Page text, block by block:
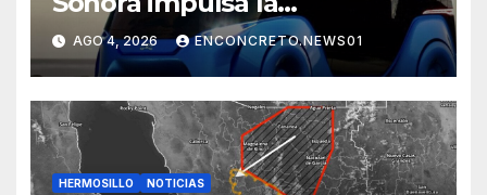
electromovilidad con
«Beyond», un vehículo
eléctrico desarrollado junto al
ITH
AGO 4, 2026 ENCONCRETO.NEWS01
HERMOSILLO NOTICIAS